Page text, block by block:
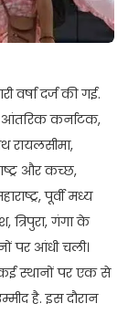
वर्षा दर्ज की गई.
कर्नाटक,
रायलसीमा,
और कच्छ,
पूर्वी मध्य
त्रिपुरा, गंगा के
पर आंधी चली।
कई स्थानों पर एक से
है. इस दौरान